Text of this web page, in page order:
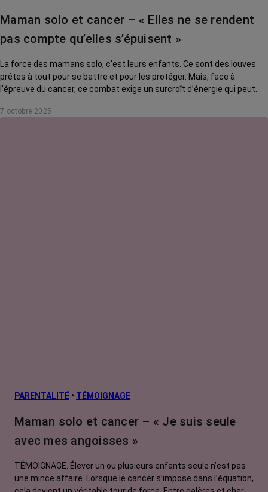
Maman solo et cancer – « Elles ne se rendent
pas compte qu’elles s’épuisent »
La force des mamans solo, c'est leurs enfants. Ce sont des louves
prêtes à tout pour se battre et pour les protéger. Mais, face à
l’épreuve du cancer, ce combat exige un surcroît d’énergie qui peut
a posé la question à Giacomo Di Falco, psycho-oncologue au CHU de
7 octobre 2025
PARENTALITÉ • TÉMOIGNAGE
Maman solo et cancer – « Je suis seule
avec mes angoisses »
TÉMOIGNAGE. Élever un ou plusieurs enfants seule n’est pas
une mince affaire. Lorsque le cancer s’impose dans l’équation,